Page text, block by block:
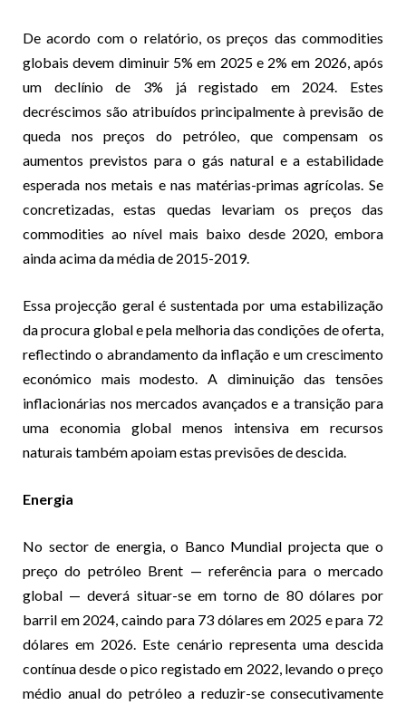
De acordo com o relatório, os preços das commodities
globais devem diminuir 5% em 2025 e 2% em 2026, após
um declínio de 3% já registado em 2024. Estes
decréscimos são atribuídos principalmente à previsão de
queda nos preços do petróleo, que compensam os
aumentos previstos para o gás natural e a estabilidade
esperada nos metais e nas matérias-primas agrícolas. Se
concretizadas, estas quedas levariam os preços das
commodities ao nível mais baixo desde 2020, embora
ainda acima da média de 2015-2019.
Essa projecção geral é sustentada por uma estabilização
da procura global e pela melhoria das condições de oferta,
reflectindo o abrandamento da inflação e um crescimento
económico mais modesto. A diminuição das tensões
inflacionárias nos mercados avançados e a transição para
uma economia global menos intensiva em recursos
naturais também apoiam estas previsões de descida.
Energia
No sector de energia, o Banco Mundial projecta que o
preço do petróleo Brent — referência para o mercado
global — deverá situar-se em torno de 80 dólares por
barril em 2024, caindo para 73 dólares em 2025 e para 72
dólares em 2026. Este cenário representa uma descida
contínua desde o pico registado em 2022, levando o preço
médio anual do petróleo a reduzir-se consecutivamente